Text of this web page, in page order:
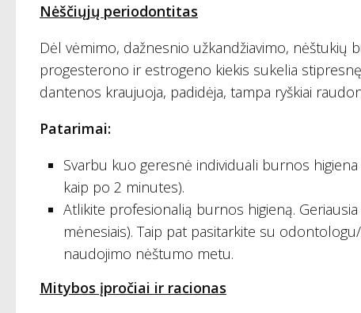
Nėščiųjų periodontitas
Dėl vėmimo, dažnesnio užkandžiavimo, nėštukių
progesterono ir estrogeno kiekis sukelia
dantenos kraujuoja, padidėja, tampa ryškiai
Patarimai:
Svarbu kuo geresnė individuali burnos
kaip po 2 minutes).
Atlikite profesionalią burnos higieną.
mėnesiais). Taip pat pasitarkite su
naudojimo nėštumo metu.
Mitybos įpročiai ir racionas